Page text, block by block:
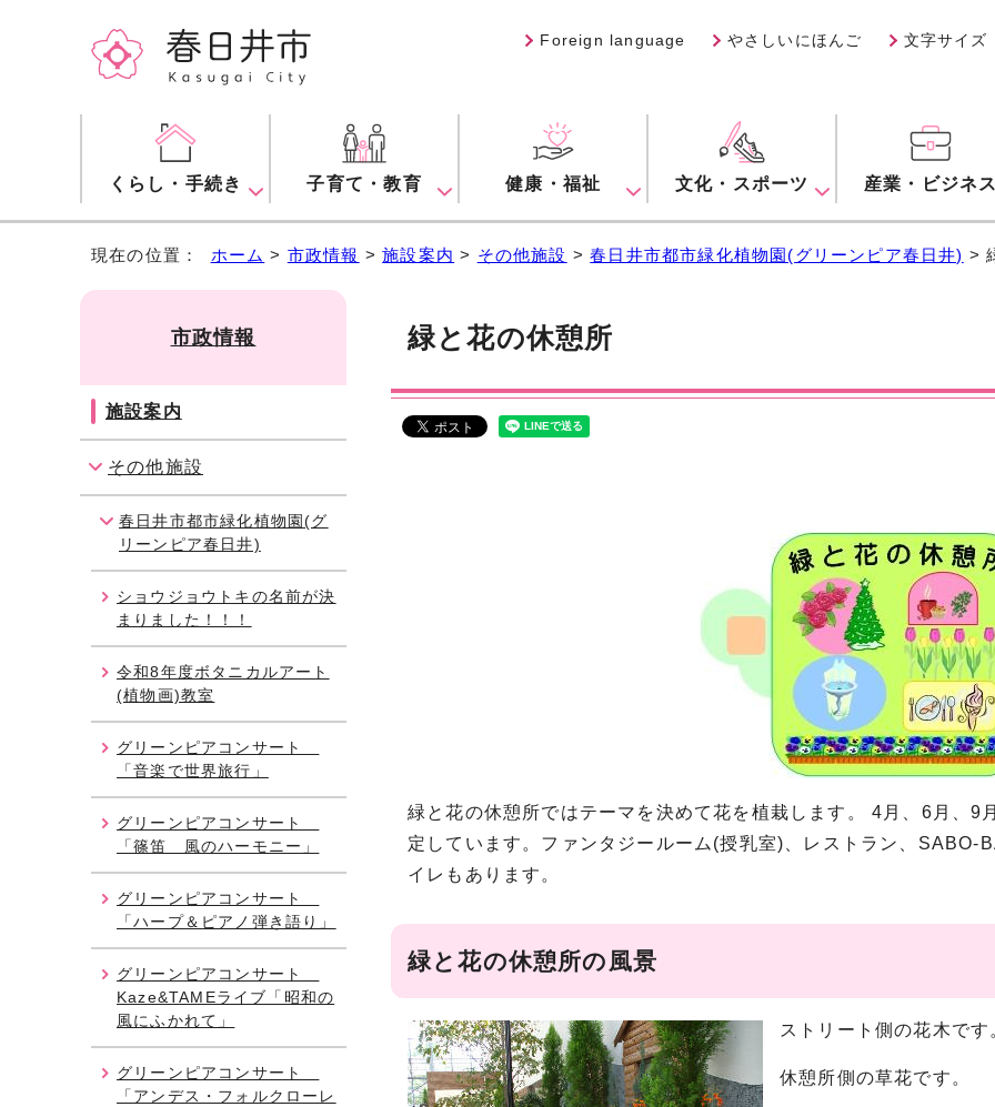
Foreign language やさしいにほんご 文字サイズ
くらし・手続き 子育て・教育 健康・福祉 文化・スポーツ 産業・ビジネ
現在の位置： ホーム > 市政情報 >施設案内 > その他施設 >春日井市都市緑化植物園(グリーンピア春日井) >
緑と花の休憩所
緑と花の休憩所ではテーマを決めて花を植栽します。 4月、6月、
定しています。ファンタジールーム(授乳室)、レストラン、SABO-
イレもあります。
緑と花の休憩所の風景
ストリート側の花木です
休憩所側の草花です。
市政情報
施設案内
その他施設
春日井市都市緑化植物園(グ
リーンピア春日井)
ショウジョウトキの名前が決
まりました！！！
令和8年度ボタニカルアート
(植物画)教室
グリーンピアコンサート
「音楽で世界旅行」
グリーンピアコンサート
「篠笛 風のハーモニー」
グリーンピアコンサート
「ハープ＆ピアノ弾き語り」
グリーンピアコンサート
Kaze&TAMEライブ「昭和の
風にふかれて」
グリーンピアコンサート
「アンデス・フォルクローレ